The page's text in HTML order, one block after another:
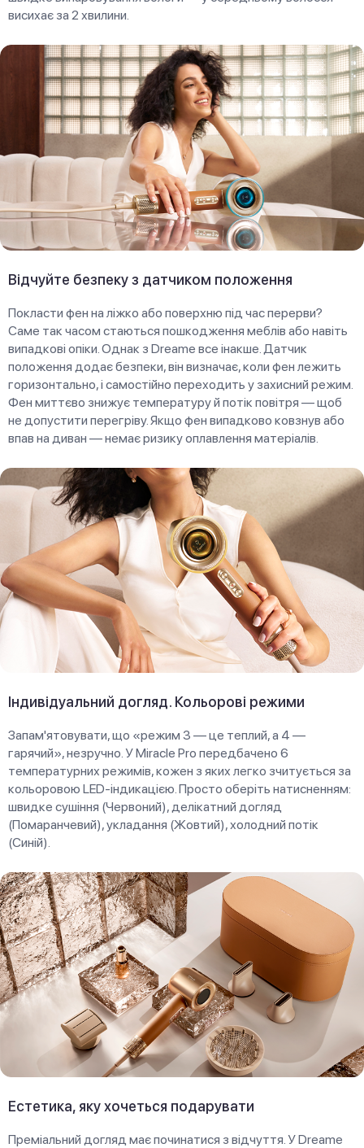
висихає за 2 хвилини.
Відчуйте безпеку з датчиком положення
Покласти фен на ліжко або поверхню під час перерви?
Саме так часом стаються пошкодження меблів або навіть
випадкові опіки. Однак з Dreame все інакше. Датчик
положення додає безпеки, він визначає, коли фен лежить
горизонтально, і самостійно переходить у захисний режим.
Фен миттєво знижує температуру й потік повітря — щоб
не допустити перегріву. Якщо фен випадково ковзнув або
впав на диван — немає ризику оплавлення матеріалів.
Індивідуальний догляд. Кольорові режими
Запам'ятовувати, що «режим 3 — це теплий, а 4 —
гарячий», незручно. У Miracle Pro передбачено 6
температурних режимів, кожен з яких легко зчитується за
кольоровою LED-індикацією. Просто оберіть натисненням:
швидке сушіння (Червоний), делікатний догляд
(Помаранчевий), укладання (Жовтий), холодний потік
(Синій).
Естетика, яку хочеться подарувати
Преміальний догляд має починатися з відчуття. У Dreame